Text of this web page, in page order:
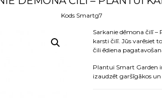
Kods Smartg7
Sarkanie dēmona čilī
karsti čilī. Jūs varēsiet
čili ēdiena
Plantui Smart Garden
izaudzēt garšīgākos un